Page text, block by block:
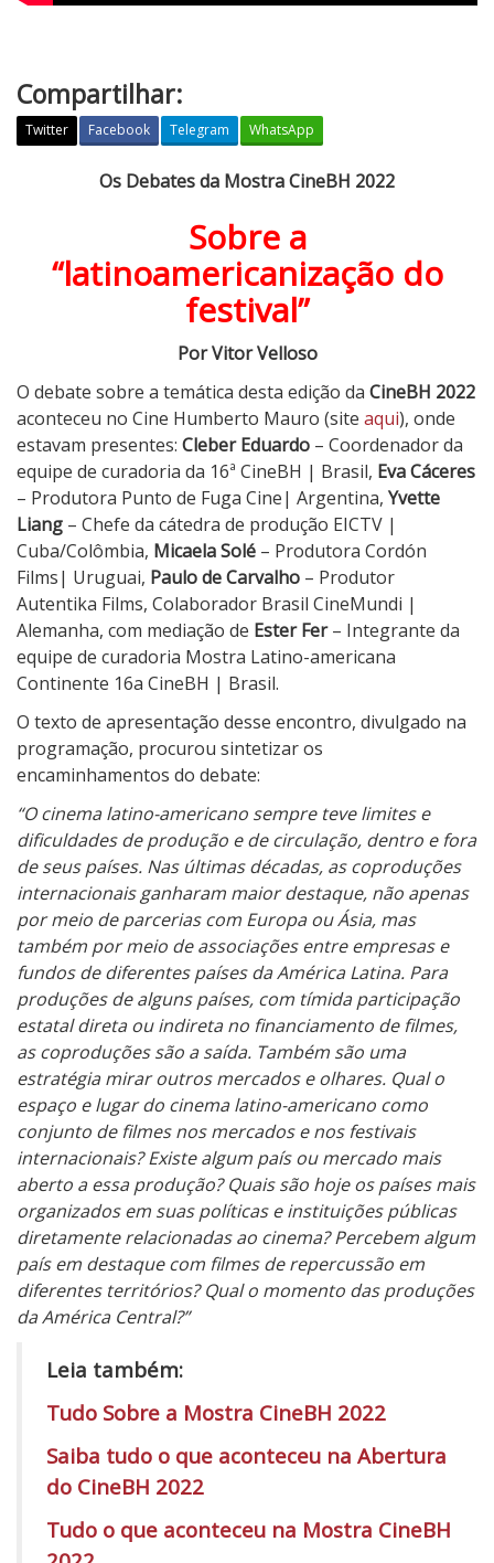
Compartilhar:
Twitter Facebook Telegram WhatsApp
s
d
a
M
o
s
t
r
a
C
i
n
e
B
H
2
0
2
2
Os Debates da Mostra CineBH 2022
Sobre a
“latinoamericanização do
festival”
Por Vitor Velloso
O debate sobre a temática desta edição da CineBH 2022
aconteceu no Cine Humberto Mauro (site aqui), onde
estavam presentes: Cleber Eduardo – Coordenador da
equipe de curadoria da 16ª CineBH | Brasil, Eva Cáceres
– Produtora Punto de Fuga Cine| Argentina, Yvette
Liang – Chefe da cátedra de produção EICTV |
Cuba/Colômbia, Micaela Solé – Produtora Cordón
Films| Uruguai, Paulo de Carvalho – Produtor
Autentika Films, Colaborador Brasil CineMundi |
Alemanha, com mediação de Ester Fer– Integrante da
equipe de curadoria Mostra Latino-americana
Continente 16a CineBH | Brasil.
O texto de apresentação desse encontro, divulgado na
programação, procurou sintetizar os
encaminhamentos do debate:
“O cinema latino-americano sempre teve limites e
dificuldades de produção e de circulação, dentro e fora
de seus países. Nas últimas décadas, as coproduções
internacionais ganharam maior destaque, não apenas
por meio de parcerias com Europa ou Ásia, mas
também por meio de associações entre empresas e
fundos de diferentes países da América Latina. Para
produções de alguns países, com tímida participação
estatal direta ou indireta no financiamento de filmes,
as coproduções são a saída. Também são uma
estratégia mirar outros mercados e olhares. Qual o
espaço e lugar do cinema latino-americano como
conjunto de filmes nos mercados e nos festivais
internacionais? Existe algum país ou mercado mais
aberto a essa produção? Quais são hoje os países mais
organizados em suas políticas e instituições públicas
diretamente relacionadas ao cinema? Percebem algum
país em destaque com filmes de repercussão em
diferentes territórios? Qual o momento das produções
da América Central?”
Leia também:
Tudo Sobre a Mostra CineBH 2022
Saiba tudo o que aconteceu na Abertura
do CineBH 2022
Tudo o que aconteceu na Mostra CineBH